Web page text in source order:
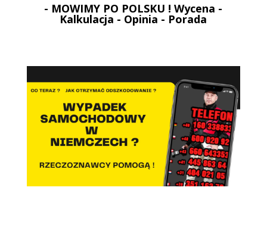
- MOWIMY PO POLSKU ! Wycena -
Kalkulacja - Opinia - Porada